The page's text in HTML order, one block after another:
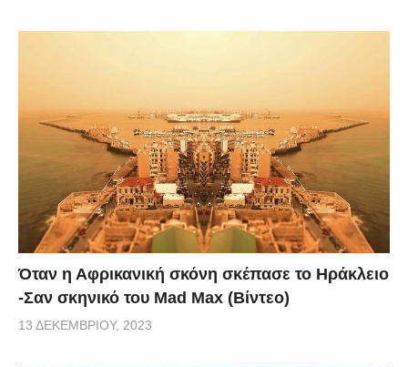
Όταν η Αφρικανική σκόνη σκέπασε το Ηράκλειο
-Σαν σκηνικό του Mad Max (Βίντεο)
13 ΔΕΚΕΜΒΡΊΟΥ, 2023